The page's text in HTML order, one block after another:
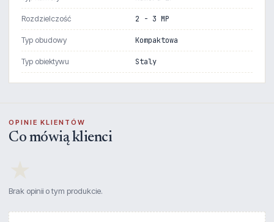
Rozdzielczość 2 - 3 MP
Typ obudowy Kompaktowa
Typ obiektywu Staly
OPINIE KLIENTÓW
Co mówią klienci
Brak opinii o tym produkcie.